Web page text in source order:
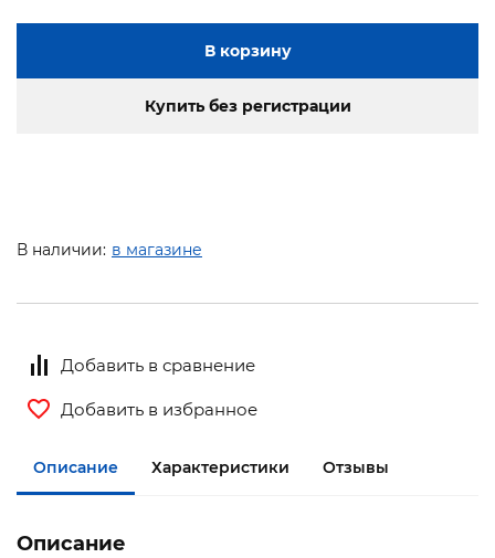
В корзину
Купить без регистрации
В наличии: в магазине
Добавить в сравнение
Добавить в избранное
Описание Характеристики Отзывы
Описание